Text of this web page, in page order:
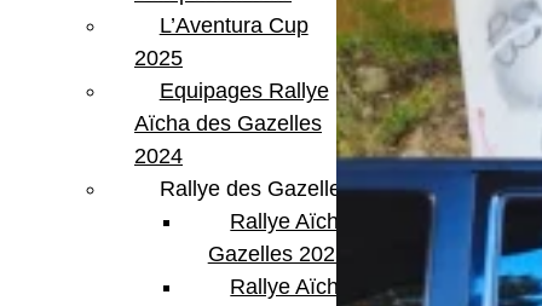
L’Aventura Cup
2025
Equipages Rallye
Aïcha des Gazelles
2024
Rallye des Gazelles
Rallye Aïcha des
Gazelles 2023
Rallye Aïcha des